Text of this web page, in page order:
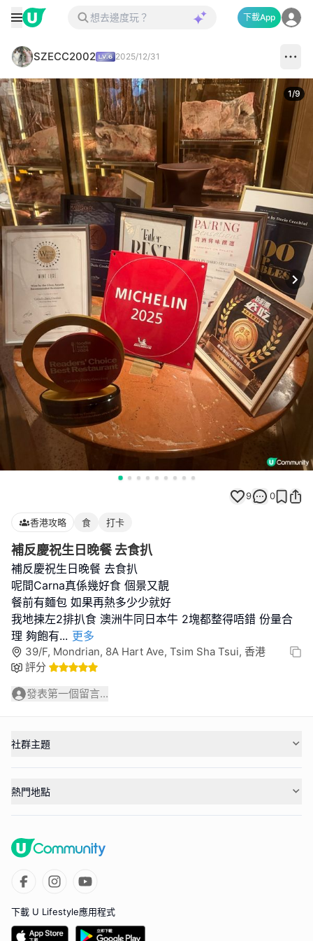
下載App
SZECC2002 2025/12/31
1/9
9 0
香港攻略 食 打卡
補反慶祝生日晚餐 去食扒
補反慶祝生日晚餐 去食扒
呢間Carna真係幾好食 個景又靚
餐前有麵包 如果再熱多少少就好
我地揀左2排扒食 澳洲牛同日本牛 2塊都整得唔錯 份量合
理 夠飽有... 更多
39/F, Mondrian, 8A Hart Ave, Tsim Sha Tsui, 香港
評分
發表第一個留言...
社群主題
熱門地點
下載 U Lifestyle應用程式